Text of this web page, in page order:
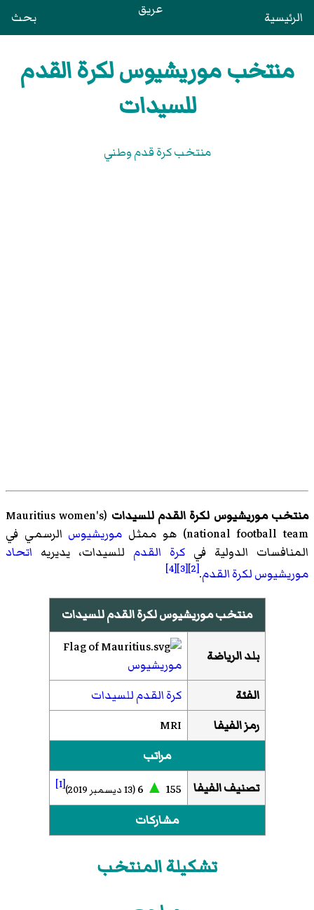
الرئيسية عريق بحث
منتخب موريشيوس لكرة القدم
للسيدات
منتخب كرة قدم وطني
منتخب موريشيوس لكرة القدم للسيدات (
Mauritius women's
national football team)‏ هو ممثل موريشيوس الرسمي في
المنافسات الدولية في كرة القدم للسيدات، يديريه اتحاد
موريشيوس لكرة القدم.
[2]
[3]
[4]
منتخب موريشيوس لكرة القدم للسيدات
بلد الرياضة
موريشيوس
الفئة
كرة القدم للسيدات
رمز الفيفا
MRI
مراتب
تصنيف الفيفا
155
▲ (13 ديسمبر 2019) [1]
مشاركات
تشكيلة المنتخب